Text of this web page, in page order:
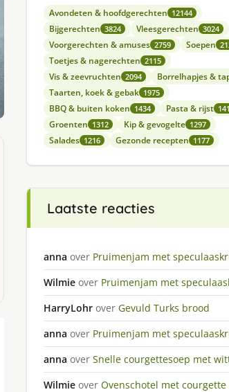
Avondeten & hoofdgerechten 12144
Bijgerechten 3824 Vleesgerechten 3024
Voorgerechten & amuses 2759 Soepen
Toetjes & nagerechten 2115
Vis & zeevruchten 2094 Borrelhapjes &
Taarten, koek & gebak 1975
BBQ & buiten koken 1434 Pasta & rijst
Groenten 1312 Kip & gevogelte 1297
Salades 1216 Gezonde recepten 1177
Laatste reacties
anna over Pruimenjam met
Wilmie over Pruimenjam met
HarryLohr over Gevuld Turks brood
anna over Pruimenjam met
anna over Snelle courgettesoep met
Wilmie over Ovenschotel met